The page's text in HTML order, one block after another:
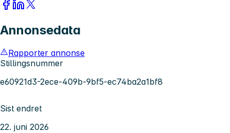
Annonsedata
Rapporter annonse
Stillingsnummer
e60921d3-2ece-409b-9bf5-ec74ba2a1bf8
Sist endret
22. juni 2026